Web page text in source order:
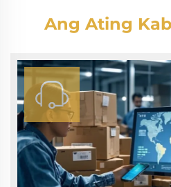
Ang Ating